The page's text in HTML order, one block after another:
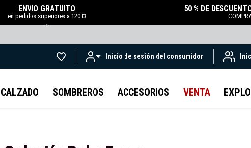
ENVÍO GRATUITO
en pedidos superiores a 120 ¤
.
50 % DE
Inicio de sesión del consumidor
CALZADO SOMBREROS ACCESORIOS VENTA